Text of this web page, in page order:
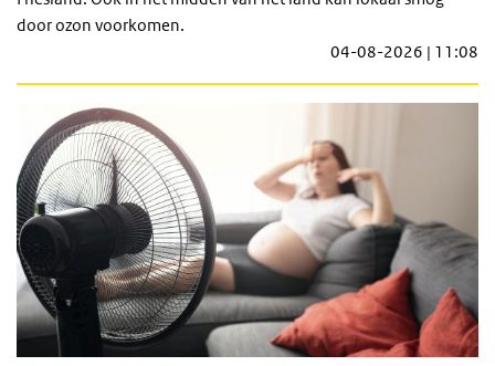
door ozon voorkomen.
04-08-2026 | 11:08